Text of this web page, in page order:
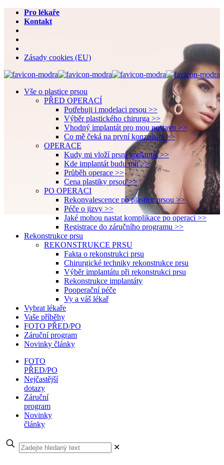
Pro lékaře
Kontakt
Zásady cookies (EU)
Vše o plastice prsou
PŘED OPERACÍ
Potřebuji i modelaci prsou >>
Výběr plastického chirurga >>
Vhodný implantát pro mou postavu >>
Co mě čeká na první konzultaci >>
OPERACE
Kudy mi vloží prsní implantát >>
Kde implantát budu mít >>
Průběh operace >>
Cena plastiky prsou >>
PO OPERACI
Rekonvalescence po plastice prsou >>
Péče o jizvy >>
Jaké mohou nastat komplikace po operaci >>
Registrace do záručního programu >>
Rekonstrukce prsu
REKONSTRUKCE PRSU
Fakta o rekonstrukci prsu
Chirurgické techniky rekonstrukce prsu
Výběr implantátu při rekonstrukci prsu
Rekonstrukce implantáty
Pooperační péče
Vy a váš lékař
Vybrat lékaře
Vaše příběhy
FOTO PŘED/PO
Záruční program
Novinky články
FOTO
PŘED/PO
Nejčastější
dotazy
Záruční
program
Novinky
články
✕